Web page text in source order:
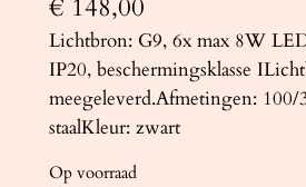
€ 148,00
Lichtbron: G9, 6x max 8W
IP20, beschermingsklasse
meegeleverd.Afmetingen: 100/
staalKleur: zwart
Op voorraad